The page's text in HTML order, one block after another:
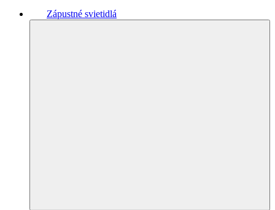
Zápustné svietidlá